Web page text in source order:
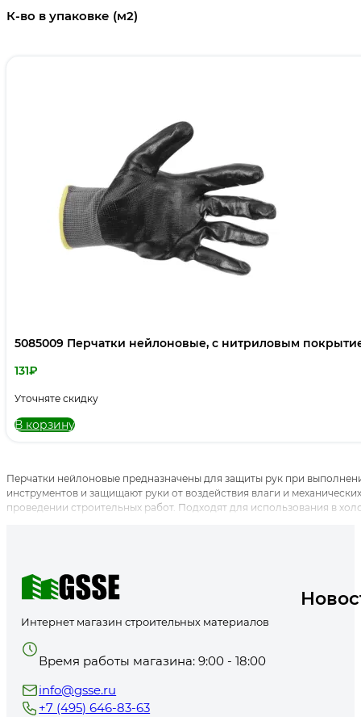
К-во в упаковке (м2)
5085009 Перчатки нейлоновые, с нитриловым
131₽
Уточняте скидку
В корзину
Перчатки нейлоновые предназначены для защиты рук при
инструментов и защищают руки от воздействия влаги и
проведении строительных работ. Подходят для использования в
Интернет магазин строительных материалов
Время работы магазина: 9:00 - 18:00
info@gsse.ru
+7 (495) 646-83-63